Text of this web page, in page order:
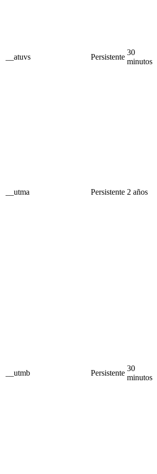
__atuvs Persistente
30
minutos
__utma Persistente 2 años
__utmb Persistente
30
minutos